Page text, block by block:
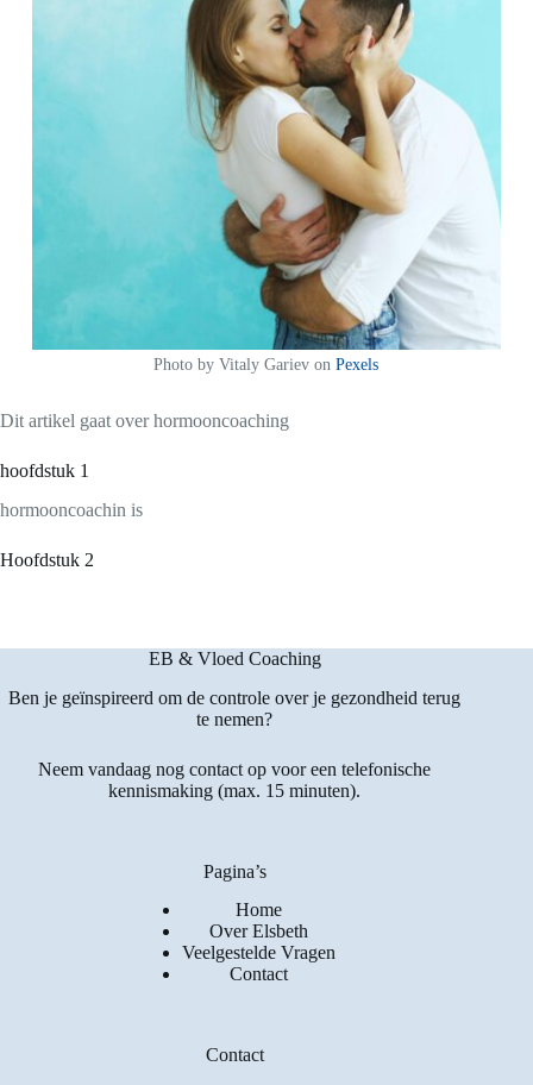
Photo byVitaly Gariev onPexels
Dit artikel gaat over hormooncoaching
hoofdstuk 1
hormooncoachin is
Hoofdstuk 2
EB & Vloed Coaching
Ben je geïnspireerd om de controle over je gezondheid terug
te nemen?
Neem vandaag nog contact op voor een telefonische
kennismaking (max. 15 minuten).
Pagina’s
Home
Over Elsbeth
Veelgestelde Vragen
Contact
Contact